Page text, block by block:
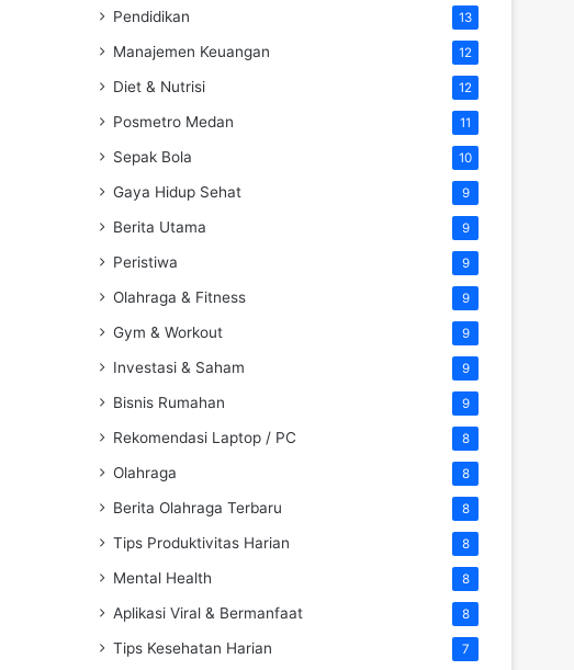
Pendidikan 13
Manajemen Keuangan 12
Diet & Nutrisi 12
Posmetro Medan 11
Sepak Bola 10
Gaya Hidup Sehat 9
Berita Utama 9
Peristiwa 9
Olahraga & Fitness 9
Gym & Workout 9
Investasi & Saham 9
Bisnis Rumahan 9
Rekomendasi Laptop / PC 8
Olahraga 8
Berita Olahraga Terbaru 8
Tips Produktivitas Harian 8
Mental Health 8
Aplikasi Viral & Bermanfaat 8
Tips Kesehatan Harian 7